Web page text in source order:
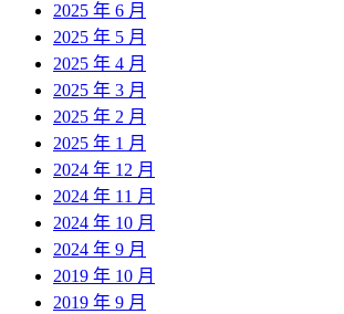
2025 年 6 月
2025 年 5 月
2025 年 4 月
2025 年 3 月
2025 年 2 月
2025 年 1 月
2024 年 12 月
2024 年 11 月
2024 年 10 月
2024 年 9 月
2019 年 10 月
2019 年 9 月